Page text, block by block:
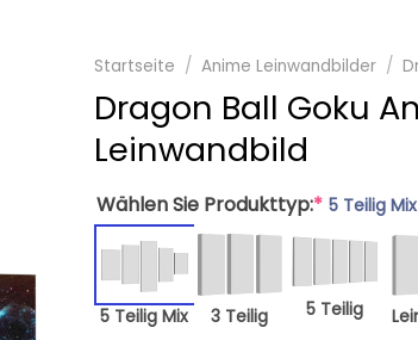
Startseite / Anime Leinwandbilder /
Dragon Ball Goku
Leinwandbild
Wählen Sie Produkttyp:* 5 Teilig Mix
5 Teilig Mix 3 Teilig 5 Teilig